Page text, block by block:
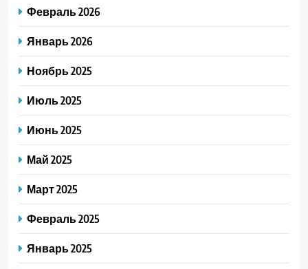
Февраль 2026
Январь 2026
Ноябрь 2025
Июль 2025
Июнь 2025
Май 2025
Март 2025
Февраль 2025
Январь 2025